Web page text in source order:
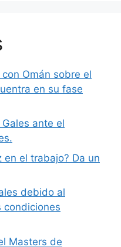
Omán sobre el
en su fase
ante el
el trabajo? Da un
debido al
condiciones
Masters de